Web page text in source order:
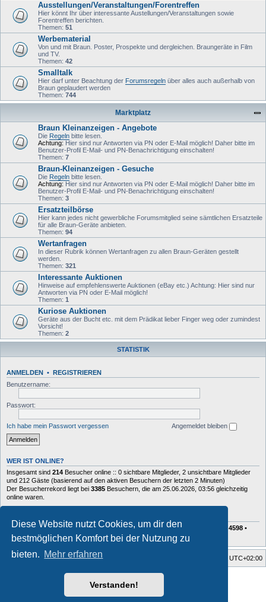
Diese Website nutzt Cookies, um dir den
bestmöglichen Komfort bei der Nutzung zu
bieten. Mehr erfahren
Verstanden!
Ausstellungen/Veranstaltungen/Forentreffen
Hier könnt Ihr über interessante Austellungen/Veranstaltungen sowie
Forentreffen berichten.
Themen: 51
Werbematerial
Von und mit Braun. Poster, Prospekte und dergleichen. Braungeräte in Film
und TV.
Themen: 42
Smalltalk
Hier darf unter Beachtung der Forumsregeln über alles auch außerhalb von
Braun geplaudert werden
Themen: 744
Marktplatz
Braun Kleinanzeigen - Angebote
Die Regeln bitte lesen.
Achtung: Hier sind nur Antworten via PN oder E-Mail möglich! Daher bitte im
Benutzer-Profil E-Mail- und PN-Benachrichtigung einschalten!
Themen: 7
Braun-Kleinanzeigen - Gesuche
Die Regeln bitte lesen.
Achtung: Hier sind nur Antworten via PN oder E-Mail möglich! Daher bitte im
Benutzer-Profil E-Mail- und PN-Benachrichtigung einschalten!
Themen: 3
Ersatzteilbörse
Hier kann jedes nicht gewerbliche Forumsmitglied seine sämtlichen Ersatzteile
für alle Braun-Geräte anbieten.
Themen: 94
Wertanfragen
In dieser Rubrik können Wertanfragen zu allen Braun-Geräten gestellt
werden.
Themen: 321
Interessante Auktionen
Hinweise auf empfehlenswerte Auktionen (eBay etc.) Achtung: Hier sind nur
Antworten via PN oder E-Mail möglich!
Themen: 1
Kuriose Auktionen
Geräte aus der Bucht etc. mit dem Prädikat lieber Finger weg oder zumindest
Vorsicht!
Themen: 2
STATISTIK
ANMELDEN • REGISTRIEREN
Benutzername:
Passwort:
Ich habe mein Passwort vergessen Angemeldet bleiben
WER IST ONLINE?
Insgesamt sind 214 Besucher online :: 0 sichtbare Mitglieder, 2 unsichtbare Mitglieder
und 212 Gäste (basierend auf den aktiven Besuchern der letzten 2 Minuten)
Der Besucherrekord liegt bei 3385 Besuchern, die am 25.06.2026, 03:56 gleichzeitig
online waren.
Beiträge insgesamt72627• Themen insgesamt10409• Mitglieder insgesamt 4598 •
Unser neuestes Mitglied:Charlie
Foren-Übersicht UTC+02:00
forum tricolor tv
Powered byphpBB® Forum Software © phpBB Limited
phpBB.de